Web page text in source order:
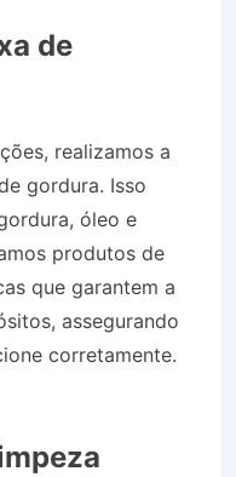
de
realizamos a
gordura. Isso
óleo e
produtos de
que garantem a
assegurando
corretamente.